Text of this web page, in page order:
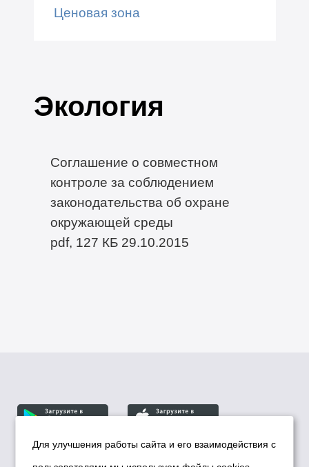
Ценовая зона
Экология
Соглашение о совместном
контроле за соблюдением
законодательства об охране
окружающей среды
pdf, 127 КБ 29.10.2015
Для улучшения работы сайта и его взаимодействия с